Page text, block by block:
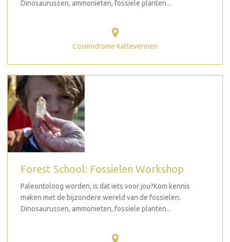
Dinosaurussen, ammonieten, fossiele planten...
Cosmodrome Kattevennen
Forest School: Fossielen Workshop
Paleontoloog worden, is dat iets voor jou?Kom kennis
maken met de bijzondere wereld van de fossielen.
Dinosaurussen, ammonieten, fossiele planten...